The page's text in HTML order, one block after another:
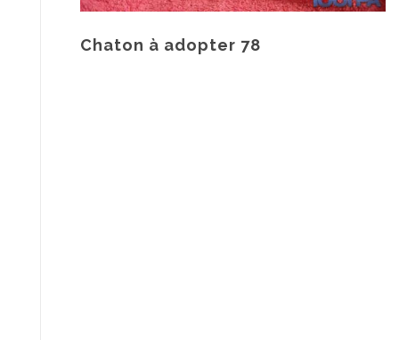
Chaton à adopter 78